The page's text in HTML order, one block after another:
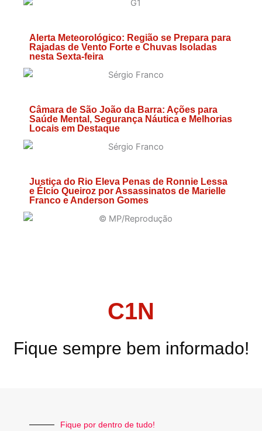
Alerta Meteorológico: Região se Prepara para
Rajadas de Vento Forte e Chuvas Isoladas
nesta Sexta-feira
Câmara de São João da Barra: Ações para
Saúde Mental, Segurança Náutica e Melhorias
Locais em Destaque
Justiça do Rio Eleva Penas de Ronnie Lessa
e Élcio Queiroz por Assassinatos de Marielle
Franco e Anderson Gomes
C1N
Fique sempre bem informado!
Fique por dentro de tudo!